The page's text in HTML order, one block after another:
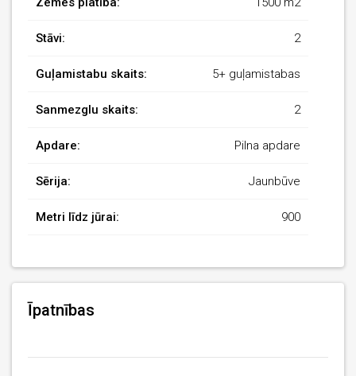
Stāvi: 2
Guļamistabu skaits: 5+ guļamistabas
Sanmezglu skaits: 2
Apdare: Pilna apdare
Sērija: Jaunbūve
Metri līdz jūrai: 900
Īpatnības